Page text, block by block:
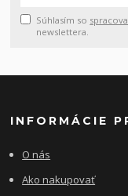
Súhlasím so
newslettera.
INFORMÁCIE
O nás
Ako nakupovať